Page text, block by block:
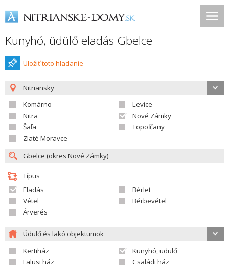
Kunyhó, üdülő eladás Gbelce
Uložiť toto hladanie
Nitriansky
Komárno
Levice
Nitra
Nové Zámky
Šaľa
Topoľčany
Zlaté Moravce
Típus
Eladás
Bérlet
Vétel
Bérbevétel
Árverés
Üdülő és lakó objektumok
Kertiház
Kunyhó, üdülő
Falusi ház
Családi ház